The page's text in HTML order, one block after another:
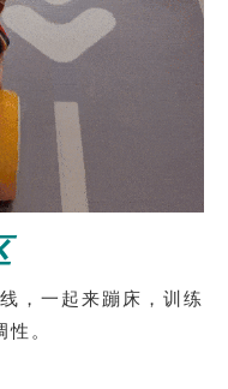
，一起来蹦床，训练
。